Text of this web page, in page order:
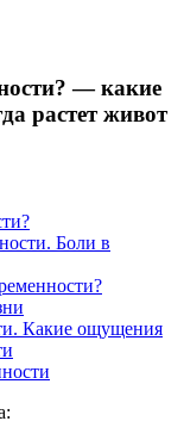
— какие
растет живот
Боли в
Какие ощущения